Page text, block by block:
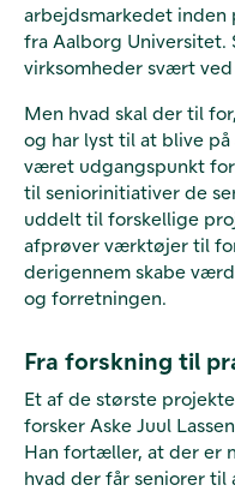
arbejdsmarkedet
fra Aalborg Universitet.
virksomheder svært
Men hvad skal der til
og har lyst til at blive
været udgangspunkt
til seniorinitiativer de
uddelt til forskellige
afprøver værktøjer til
derigennem skabe
og forretningen.
Fra forskning til
Et af de største
forsker Aske Juul
Han fortæller, at der er
hvad der får seniorer til